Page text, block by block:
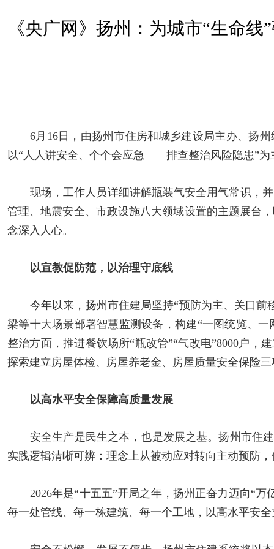
《央广网》扬州：为城市“生命
6月16日，由扬州市住房和城乡建设局主办、扬
以“人人讲安全、个个会应急——排查整治风险隐患”
现场，工作人员详细讲解瓶装气安全用气常识，
管理、地震安全、市政设施八大领域设置的主题展台
念深入人心。
以宣教促防范，以治理守底线
今年以来，扬州市住建局坚持“预防为主、关口
梁等十大场景部署智慧监测设备，构建“一图统览、
整治方面，推进餐饮场所“瓶改管”“气改电”8000户，
探索建立房屋体检、房屋养老金、房屋质量安全保险
以高水平安全保障高质量发展
安全生产是民生之本，也是发展之基。扬州市住
实践逻辑清晰可辨：理念上从被动应对转向主动预防
2026年是“十五五”开局之年，扬州正奋力迈向“
每一处管线、每一栋建筑、每一个工地，以高水平安